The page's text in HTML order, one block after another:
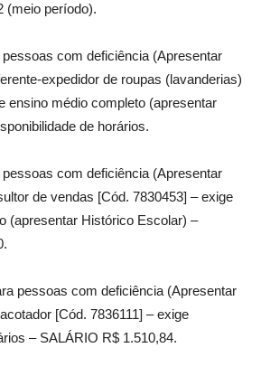
(meio período).
com deficiência (Apresentar
expedidor de roupas (lavanderias)
ensino médio completo (apresentar
de horários.
com deficiência (Apresentar
de vendas [Cód. 7830453] – exige
(apresentar Histórico Escolar) –
pessoas com deficiência (Apresentar
[Cód. 7836111] – exige
– SALÁRIO R$ 1.510,84.